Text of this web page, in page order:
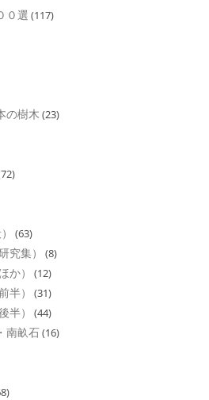
０選 (117)
の樹木 (23)
(63)
究集） (8)
か） (12)
半） (31)
半） (44)
南畝石(16)